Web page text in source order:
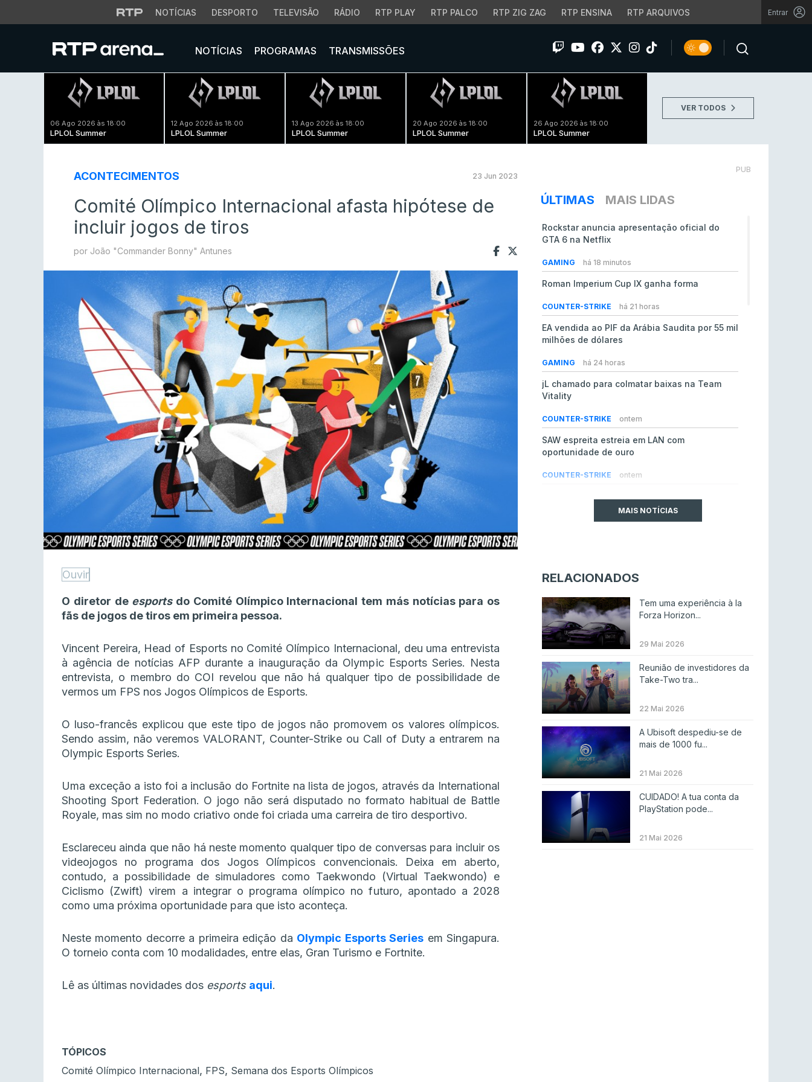
NOTÍCIAS DESPORTO TELEVISÃO RÁDIO RTP PLAY RTP PALCO RTP ZIG ZAG RTP ENSINA RTP ARQUIVOS Entrar
NOTÍCIAS PROGRAMAS TRANSMISSÕES
06 Ago 2026 às 18:00
LPLOL Summer
12 Ago 2026 às 18:00
LPLOL Summer
13 Ago 2026 às 18:00
LPLOL Summer
20 Ago 2026 às 18:00
LPLOL Summer
26 Ago 2026 às 18:00
LPLOL Summer
VER TODOS
ACONTECIMENTOS 23 Jun 2023
Comité Olímpico Internacional afasta hipótese de
incluir jogos de tiros
por João "Commander Bonny" Antunes
Ouvir
O diretor de esportsdo Comité Olímpico Internacional tem más notícias para os
fãs de jogos de tiros em primeira pessoa.
Vincent Pereira, Head of Esports no Comité Olímpico Internacional, deu uma entrevista
à agência de notícias AFP durante a inauguração da Olympic Esports Series. Nesta
entrevista, o membro do COI revelou que não há qualquer tipo de possibilidade de
vermos um FPS nos Jogos Olímpicos de Esports.
O luso-francês explicou que este tipo de jogos não promovem os valores olímpicos.
Sendo assim, não veremos VALORANT, Counter-Strike ou Call of Duty a entrarem na
Olympic Esports Series.
Uma exceção a isto foi a inclusão do Fortnite na lista de jogos, através da International
Shooting Sport Federation. O jogo não será disputado no formato habitual de Battle
Royale, mas sim no modo criativo onde foi criada uma carreira de tiro desportivo.
Esclareceu ainda que não há neste momento qualquer tipo de conversas para incluir os
videojogos no programa dos Jogos Olímpicos convencionais. Deixa em aberto,
contudo, a possibilidade de simuladores como Taekwondo (Virtual Taekwondo) e
Ciclismo (Zwift) virem a integrar o programa olímpico no futuro, apontado a 2028
como uma próxima oportunidade para que isto aconteça.
Neste momento decorre a primeira edição da Olympic Esports Series em Singapura.
O torneio conta com 10 modalidades, entre elas, Gran Turismo e Fortnite.
Lê as últimas novidades dos esports aqui.
TÓPICOS
Comité Olímpico Internacional, FPS, Semana dos Esports Olímpicos
PUB
ÚLTIMAS MAIS LIDAS
Rockstar anuncia apresentação oficial do
GTA 6 na Netflix
GAMING há 18 minutos
Roman Imperium Cup IX ganha forma
COUNTER-STRIKE há 21 horas
EA vendida ao PIF da Arábia Saudita por 55 mil
milhões de dólares
GAMING há 24 horas
jL chamado para colmatar baixas na Team
Vitality
COUNTER-STRIKE ontem
SAW espreita estreia em LAN com
oportunidade de ouro
COUNTER-STRIKE ontem
do Counter-Strike 2
Twitch e Amazon planeiam usar transmissões
para treinar IA
ENTRETENIMENTO 3 ago 2026
Códigos para ícones clássicos gratuitos no
League of Legends [agosto 2026]
LEAGUE OF LEGENDS
Bounty
COUNTER-STRIKE 2 ago 2026
Setembro recheado de LANs em Portugal
COUNTER-STRIKE 1 ago 2026
Betclic renova parceria com a RTP Arena para
a época 2026/27
MAIS NOTÍCIAS
RELACIONADOS
Tem uma experiência à la
Forza Horizon...
29 Mai 2026
Reunião de investidores da
Take-Two tra...
22 Mai 2026
A Ubisoft despediu-se de
mais de 1000 fu...
21 Mai 2026
CUIDADO! A tua conta da
PlayStation pode...
21 Mai 2026